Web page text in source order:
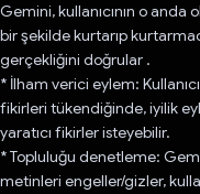
Gemini, kullanıcının o anda
bir şekilde kurtarıp
gerçekliğini doğrular .
* İlham verici eylem:
fikirleri tükendiğinde, iyilik
yaratıcı fikirler isteyebilir.
* Topluluğu denetleme:
metinleri engeller/gizler,